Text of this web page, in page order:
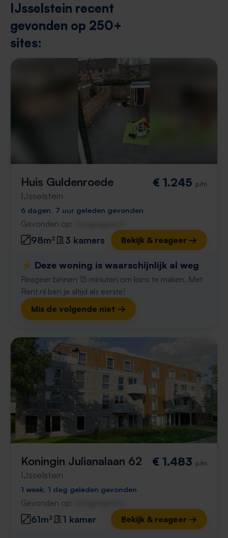
IJsselstein recent
gevonden op 250+
sites:
Huis Guldenroede
IJsselstein
€ 1.245 p/m
6 dagen, 7 uur geleden gevonden
Gevonden op:
98m² 3 kamers Bekijk & reageer →
⚡️ Deze woning is waarschijnlijk al weg
Reageer binnen 15 minuten om kans te maken. Met
Rent.nl ben je altijd als eerste!
Mis de volgende niet →
Koningin Julianalaan 62
IJsselstein
€ 1.483 p/m
1 week, 1 dag geleden gevonden
Gevonden op:
61m² 1 kamer Bekijk & reageer →